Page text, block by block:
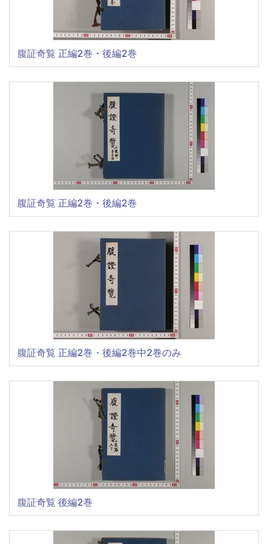
腹証奇覧 正編2巻・後編2巻
腹証奇覧 正編2巻・後編2巻
腹証奇覧 正編2巻・後編2巻中2巻のみ
腹証奇覧 後編2巻